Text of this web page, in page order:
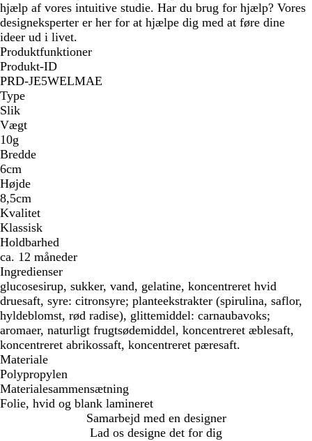
hjælp af vores intuitive studie. Har du brug for hjælp? Vores
designeksperter er her for at hjælpe dig med at føre dine
ideer ud i livet.
Produktfunktioner
Produkt-ID
PRD-JE5WELMAE
Type
Slik
Vægt
10g
Bredde
6cm
Højde
8,5cm
Kvalitet
Klassisk
Holdbarhed
ca. 12 måneder
Ingredienser
glucosesirup, sukker, vand, gelatine, koncentreret hvid
druesaft, syre: citronsyre; planteekstrakter (spirulina, saflor,
hyldeblomst, rød radise), glittemiddel: carnaubavoks;
aromaer, naturligt frugtsødemiddel, koncentreret æblesaft,
koncentreret abrikossaft, koncentreret pæresaft.
Materiale
Polypropylen
Materialesammensætning
Folie, hvid og blank lamineret
Samarbejd med en designer
Lad os designe det for dig